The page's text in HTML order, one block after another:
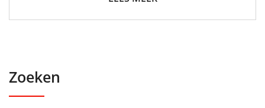
Zoeken